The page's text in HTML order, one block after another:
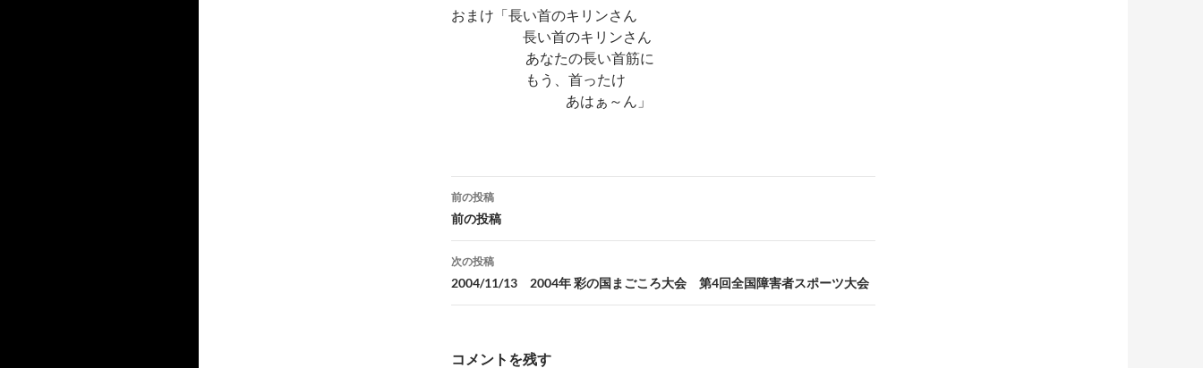
おまけ「長い首のキリンさん
長い首のキリンさん
あなたの長い首筋に
もう、首ったけ
あはぁ～ん」
投
稿
ナ
ビ
ゲ
前の投稿
前の投稿
次の投稿
2004/11/13 2004年 彩の国まごころ大会 第4回全国障害者スポーツ大会
コメントを残す